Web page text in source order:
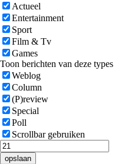
Actueel
Entertainment
Sport
Film & Tv
Games
Toon berichten van deze types
Weblog
Column
(P)review
Special
Poll
Scrollbar gebruiken
opslaan